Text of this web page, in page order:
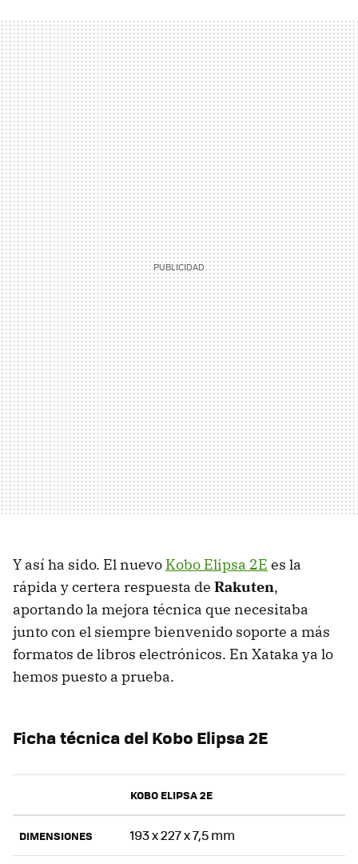
Y así ha sido. El nuevo Kobo Elipsa 2E es la
rápida y certera respuesta de Rakuten,
aportando la mejora técnica que necesitaba
junto con el siempre bienvenido soporte a más
formatos de libros electrónicos. En Xataka ya lo
hemos puesto a prueba.
Ficha técnica del Kobo Elipsa 2E
KOBO ELIPSA 2E
DIMENSIONES 193 x 227 x 7,5 mm